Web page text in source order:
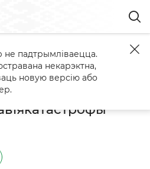
кіраўніцтву расійскіх
расійскіх
якіх
не падтрымліваецца.
некарэктна,
новую версію або